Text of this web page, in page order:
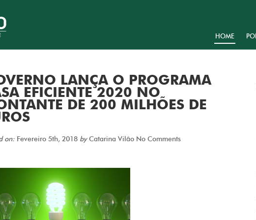
HOME
LANÇA O PROGRAMA
EFICIENTE 2020 NO
DE 200 MILHÕES DE
on: Fevereiro 5th, 2018 byCatarina Vilão No Comments